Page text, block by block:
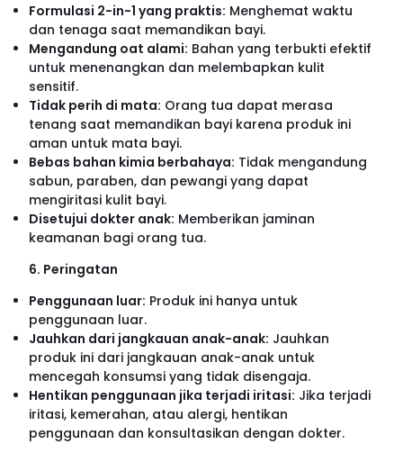
Formulasi 2-in-1 yang praktis: Menghemat waktu
dan tenaga saat memandikan bayi.
Mengandung oat alami: Bahan yang terbukti efektif
untuk menenangkan dan melembapkan kulit
sensitif.
Tidak perih di mata: Orang tua dapat merasa
tenang saat memandikan bayi karena produk ini
aman untuk mata bayi.
Bebas bahan kimia berbahaya: Tidak mengandung
sabun, paraben, dan pewangi yang dapat
mengiritasi kulit bayi.
Disetujui dokter anak: Memberikan jaminan
keamanan bagi orang tua.
6. Peringatan
Penggunaan luar: Produk ini hanya untuk
penggunaan luar.
Jauhkan dari jangkauan anak-anak: Jauhkan
produk ini dari jangkauan anak-anak untuk
mencegah konsumsi yang tidak disengaja.
Hentikan penggunaan jika terjadi iritasi: Jika terjadi
iritasi, kemerahan, atau alergi, hentikan
penggunaan dan konsultasikan dengan dokter.